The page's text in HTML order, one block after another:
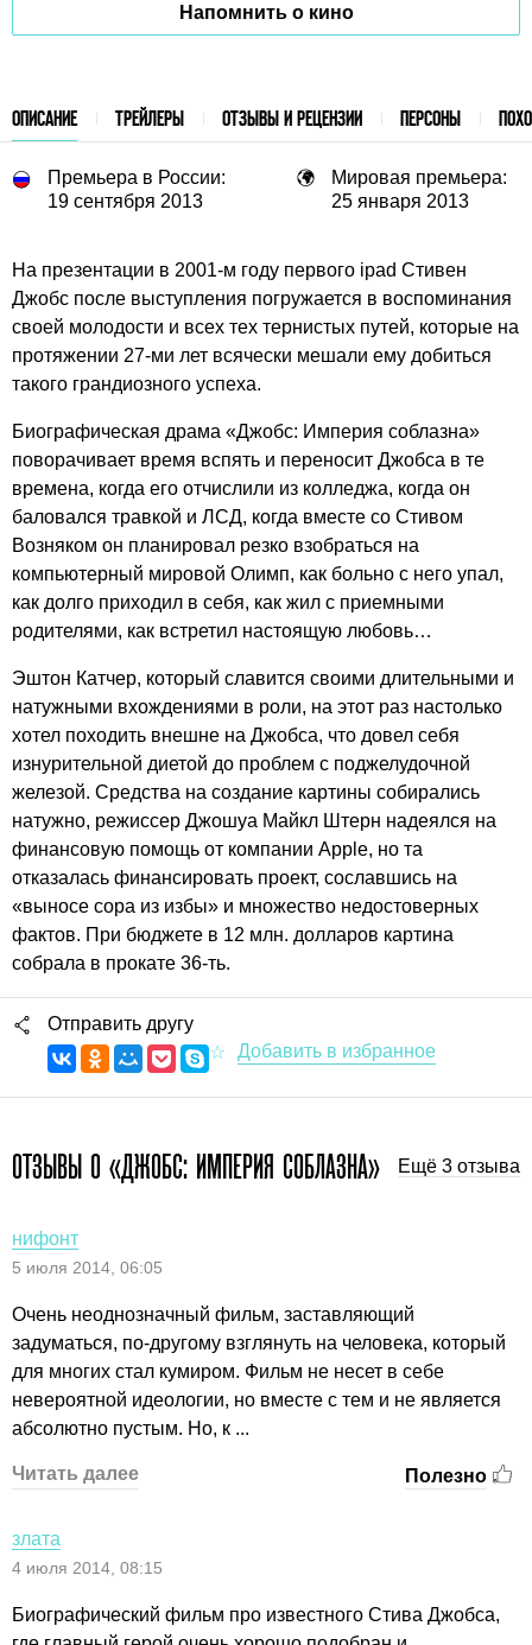
Напомнить о кино
ОПИСАНИЕ ТРЕЙЛЕРЫ ОТЗЫВЫ И РЕЦЕНЗИИ ПЕРСОНЫ
Премьера в России:
19 сентября 2013
Мировая премьера:
25 января 2013
На презентации в 2001-м году первого ipad Стивен
Джобс после выступления погружается в воспоминания
своей молодости и всех тех тернистых путей, которые на
протяжении 27-ми лет всячески мешали ему добиться
такого грандиозного успеха.
Биографическая драма «Джобс: Империя соблазна»
поворачивает время вспять и переносит Джобса в те
времена, когда его отчислили из колледжа, когда он
баловался травкой и ЛСД, когда вместе со Стивом
Возняком он планировал резко взобраться на
компьютерный мировой Олимп, как больно с него упал,
как долго приходил в себя, как жил с приемными
родителями, как встретил настоящую любовь…
Эштон Катчер, который славится своими длительными и
натужными вхождениями в роли, на этот раз настолько
хотел походить внешне на Джобса, что довел себя
изнурительной диетой до проблем с поджелудочной
железой. Средства на создание картины собирались
натужно, режиссер Джошуа Майкл Штерн надеялся на
финансовую помощь от компании Apple, но та
отказалась финансировать проект, сославшись на
«выносе сора из избы» и множество недостоверных
фактов. При бюджете в 12 млн. долларов картина
собрала в прокате 36-ть.
Отправить другу
ОТЗЫВЫ О «ДЖОБС: ИМПЕРИЯ СОБЛАЗНА» Ещё 3 отзыва
нифонт
5 июля 2014, 06:05
Очень неоднозначный фильм, заставляющий
задуматься, по-другому взглянуть на человека, который
для многих стал кумиром. Фильм не несет в себе
невероятной идеологии, но вместе с тем и не является
абсолютно пустым. Но, к ...
Читать далее Полезно
злата
4 июля 2014, 08:15
Биографический фильм про известного Стива Джобса,